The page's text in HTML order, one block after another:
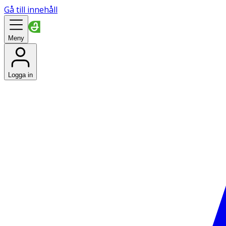
Gå till innehåll
Meny
Logga in